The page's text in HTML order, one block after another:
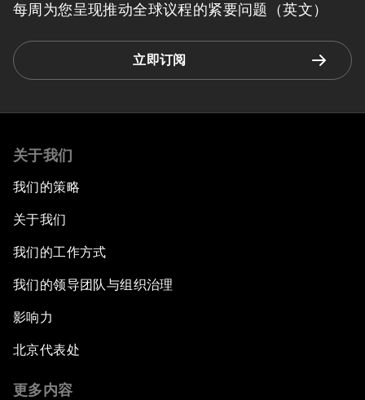
每周为您呈现推动全球议程的紧要问题（英文）
立即订阅
关于我们
我们的策略
关于我们
我们的工作方式
我们的领导团队与组织治理
影响力
北京代表处
更多内容